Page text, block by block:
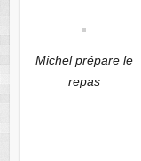
Michel prépare le
repas